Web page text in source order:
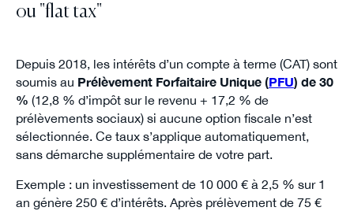
ou "flat tax"
Depuis 2018, les intérêts d’un compte à terme (CAT) sont
soumis au Prélèvement Forfaitaire Unique (PFU) de 30
% (12,8 % d’impôt sur le revenu + 17,2 % de
prélèvements sociaux) si aucune option fiscale n’est
sélectionnée. Ce taux s’applique automatiquement,
sans démarche supplémentaire de votre part.
Exemple : un investissement de 10 000 € à 2,5 % sur 1
an génère 250 € d’intérêts. Après prélèvement de 75 €